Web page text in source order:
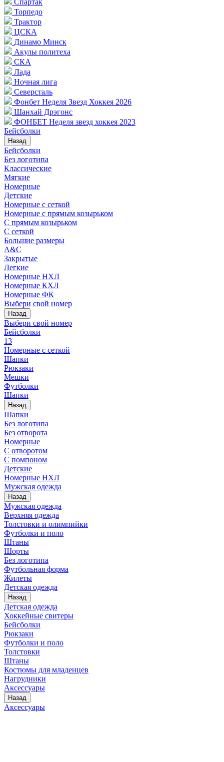
Спартак
Торпедо
Трактор
ЦСКА
Динамо Минск
Акулы политеха
СКА
Лада
Ночная лига
Северсталь
Фонбет Неделя Звезд Хоккея 2026
Шанхай Дрэгонс
ФОНБЕТ Неделя звезд хоккея 2023
Бейсболки
Назад
Бейсболки
Без логотипа
Классические
Мягкие
Номерные
Детские
Номерные с сеткой
Номерные с прямым козырьком
С прямым козырьком
С сеткой
Большие размеры
A&C
Закрытые
Легкие
Номерные НХЛ
Номерные КХЛ
Номерные ФК
Выбери свой номер
Назад
Выбери свой номер
Бейсболки
13
Номерные с сеткой
Шапки
Рюкзаки
Мешки
Футболки
Шапки
Назад
Шапки
Без логотипа
Без отворота
Номерные
С отворотом
С помпоном
Детские
Номерные НХЛ
Мужская одежда
Назад
Мужская одежда
Верхняя одежда
Толстовки и олимпийки
Футболки и поло
Штаны
Шорты
Без логотипа
Футбольная форма
Жилеты
Детская одежда
Назад
Детская одежда
Хоккейные свитеры
Бейсболки
Рюкзаки
Футболки и поло
Толстовки
Штаны
Костюмы для младенцев
Нагрудники
Аксессуары
Назад
Аксессуары